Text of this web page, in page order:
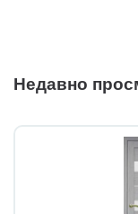
Недавно